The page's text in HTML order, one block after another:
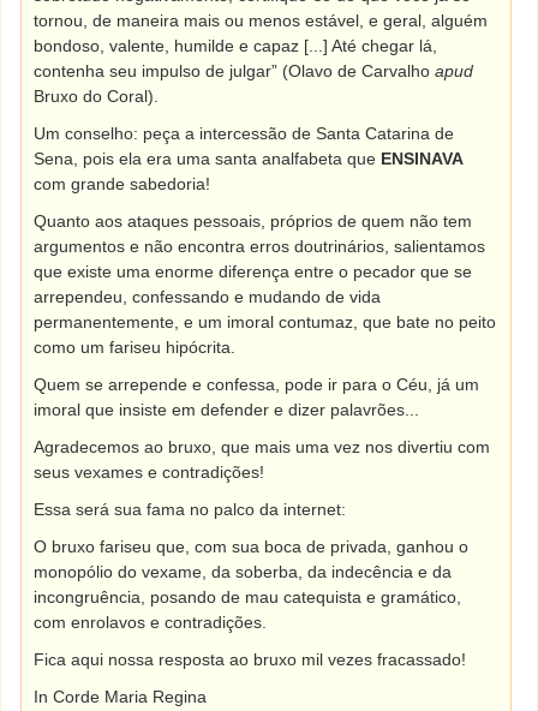
tornou, de maneira mais ou menos estável, e geral, alguém
bondoso, valente, humilde e capaz [...] Até chegar lá,
contenha seu impulso de julgar” (Olavo de Carvalhoapud
Bruxo do Coral).
Um conselho: peça a intercessão de Santa Catarina de
Sena, pois ela era uma santa analfabeta que ENSINAVA
com grande sabedoria!
Quanto aos ataques pessoais, próprios de quem não tem
argumentos e não encontra erros doutrinários, salientamos
que existe uma enorme diferença entre o pecador que se
arrependeu, confessando e mudando de vida
permanentemente, e um imoral contumaz, que bate no peito
como um fariseu hipócrita.
Quem se arrepende e confessa, pode ir para o Céu, já um
imoral que insiste em defender e dizer palavrões...
Agradecemos ao bruxo, que mais uma vez nos divertiu com
seus vexames e contradições!
Essa será sua fama no palco da internet:
O bruxo fariseu que, com sua boca de privada, ganhou o
monopólio do vexame, da soberba, da indecência e da
incongruência, posando de mau catequista e gramático,
com enrolavos e contradições.
Fica aqui nossa resposta ao bruxo mil vezes fracassado!
In Corde Maria Regina